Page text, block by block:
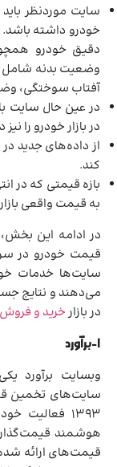
سایت موردنظر
خودرو داشته باشد.
دقیق خودرو
وضعیت بدنه شامل
آفتاب سوختگی،
در عین حال سایت
در بازار خودرو را نیز
از داده‌های جدید
کند.
بازه قیمتی که در
به قیمت واقعی
قیمت خودرو در
سایت‌ها خدمات خود
می‌دهند و نتایج
در بازارخرید و
1-برآورد
وبسایت برآورد
سایت‌های تخمین
1393
هوشمند
قیمت‌های ارائه